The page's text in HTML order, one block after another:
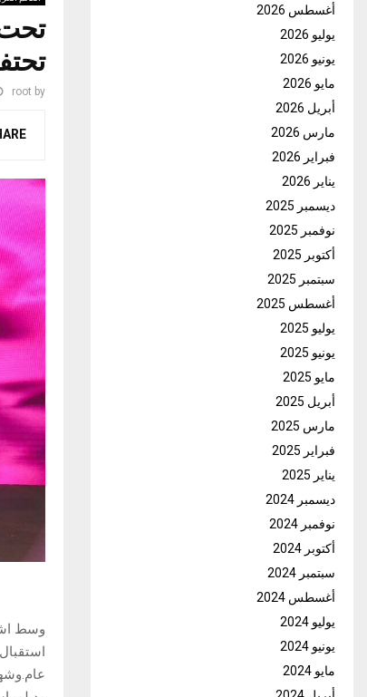
by
root
أغسطس 2026
يوليو 2026
يونيو 2026
مايو 2026
أبريل 2026
مارس 2026
فبراير 2026
يناير 2026
ديسمبر 2025
نوفمبر 2025
أكتوبر 2025
سبتمبر 2025
أغسطس 2025
يوليو 2025
يونيو 2025
مايو 2025
أبريل 2025
مارس 2025
فبراير 2025
يناير 2025
ديسمبر 2024
نوفمبر 2024
أكتوبر 2024
سبتمبر 2024
أغسطس 2024
يوليو 2024
يونيو 2024
مايو 2024